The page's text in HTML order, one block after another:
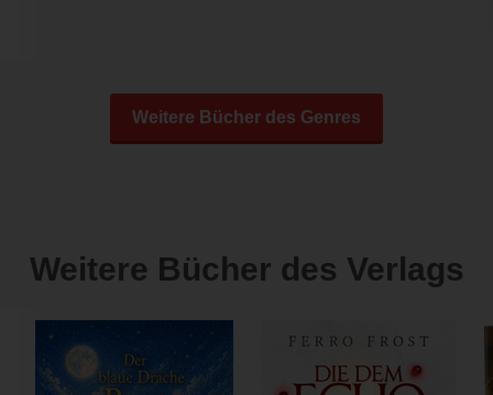
Weitere Bücher des Genres
Weitere Bücher des Verlags